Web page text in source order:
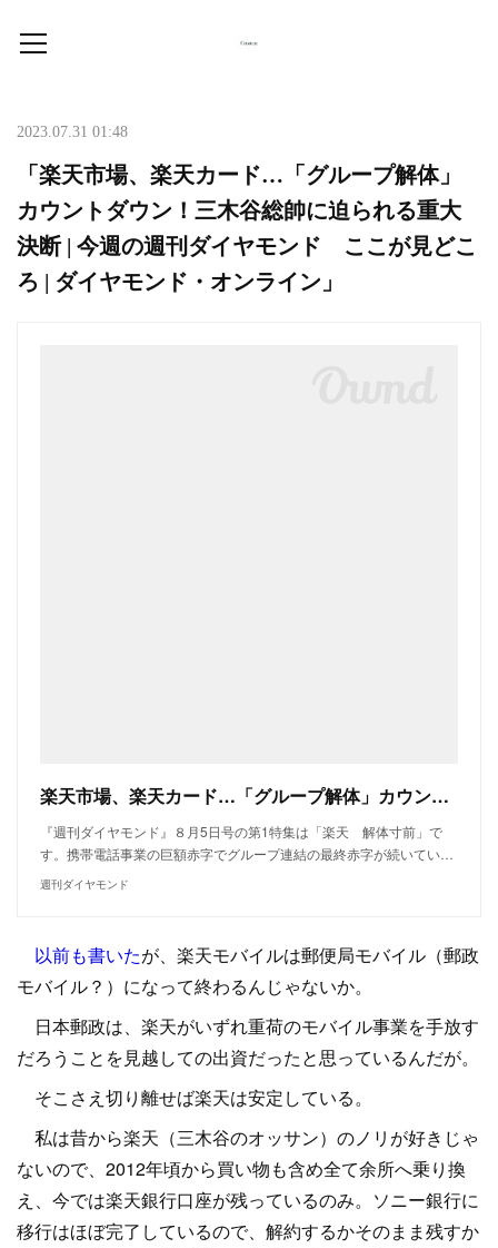
2023.07.31 01:48
「楽天市場、楽天カード…「グループ解体」
カウントダウン！三木谷総帥に迫られる重大
決断 | 今週の週刊ダイヤモンド ここが見どこ
ろ | ダイヤモンド・オンライン」
楽天市場、楽天カード…「グループ解体」カウントダウン！三木谷総帥に迫られる重大決断 | 週刊ダイヤモンドの見どころ | 週刊ダイヤモンド
『週刊ダイヤモンド』８月5日号の第1特集は「楽天 解体寸前」で
す。携帯電話事業の巨額赤字でグループ連結の最終赤字が続いてい…
週刊ダイヤモンド
以前も書いたが、楽天モバイルは郵便局モバイル（郵政
モバイル？）になって終わるんじゃないか。
日本郵政は、楽天がいずれ重荷のモバイル事業を手放す
だろうことを見越しての出資だったと思っているんだが。
そこさえ切り離せば楽天は安定している。
私は昔から楽天（三木谷のオッサン）のノリが好きじゃ
ないので、2012年頃から買い物も含め全て余所へ乗り換
え、今では楽天銀行口座が残っているのみ。ソニー銀行に
移行はほぼ完了しているので、解約するかそのまま残すか